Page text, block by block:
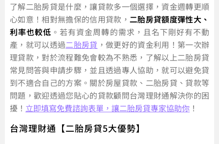
了解二胎房貸是什麼，讓貸款多一個選擇，資金週轉更順
心如意！相對無擔保的信用貸款， 二胎房貸額度彈性大、
利率也較低 。若有資金周轉的需求，且名下剛好有不動
產，就可以透過二胎房貸 ，做更好的資金利用！第一次辦
理貸款，對於流程難免會較為不熟悉，了解以上二胎房貸
常見問答與申請步驟，並且透過專人協助，就可以避免貸
到不適合自己的方案。關於房屋貸款、二胎房貸、貸款等
問題，歡迎透過您貼心的貸款顧問台灣理財通解決你的困
擾！ 立即填寫免費諮詢表單，讓二胎房貸專家協助你 ！
台灣理財通【二胎房貸5大優勢】